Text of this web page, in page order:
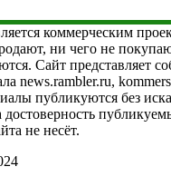
коммерческим
ни чего не
Сайт представляет
news.rambler.ru,
публикуются без
достоверность
не несёт.